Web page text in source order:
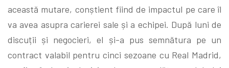
această mutare, conștient fiind de impactul pe care îl
va avea asupra carierei sale și a echipei. După luni de
discuții și negocieri, el și-a pus semnătura pe un
contract valabil pentru cinci sezoane cu Real Madrid,